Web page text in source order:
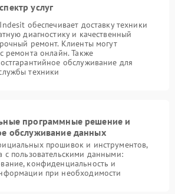
услуг
обеспечивает доставку техники
диагностику и качественный
ремонт. Клиенты могут
ремонта онлайн. Также
обслуживание для
техники
программные решение и
обслуживание данных
прошивок и инструментов,
с пользовательскими данными:
конфиденциальность и
при необходимости